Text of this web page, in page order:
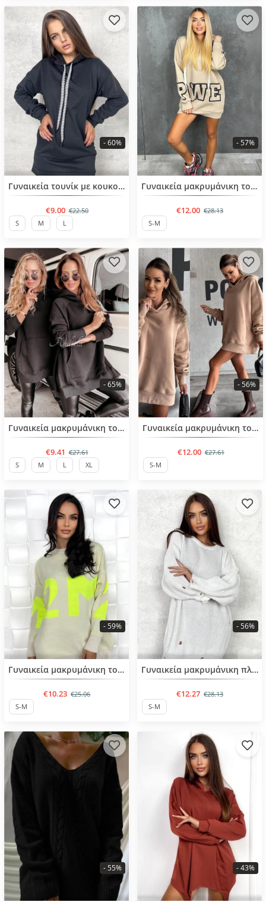
BESTSELLERΓυναικεία τουνίκ με κουκούλα
€9.00 €22.50
- 60%
S M L
BESTSELLERΓυναικεία μακρυμάνικη τουνίκ
€12.00 €28.13
- 57%
S-M
BESTSELLERΓυναικεία μακρυμάνικη τουνικ
€9.41 €27.61
- 65%
S M L XL
BESTSELLERΓυναικεία μακρυμάνικη τουνίκ
€12.00 €27.61
- 56%
S-M
BESTSELLERΓυναικεία μακρυμάνικη τουνικ
€10.23 €25.06
- 59%
S-M
BESTSELLERΓυναικεία μακρυμάνικη πλεκτή τουνίκ
€12.27 €28.13
- 56%
S-M
- 55% - 43%